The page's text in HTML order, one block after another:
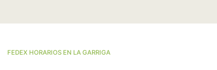
FEDEX HORARIOS EN LA GARRIGA